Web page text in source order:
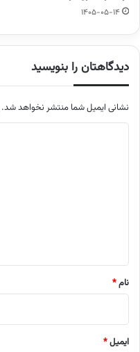
1405-05-14
دیدگاهتان را بنویسید
نشانی ایمیل شما منتشر نخواهد شد.
نام*
ایمیل*